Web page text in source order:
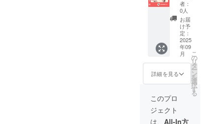
メール
のリ
ターン
プラン
です♪
甲冑の
面具
面頬
（めん
ぽお）
直接お
渡し イ
ベント
にいけ
ないけ
ど応援
した
い！ と
いう方
向け こ
者：
0人
お届
け予
定：
2025
年09
月
詳細を見る
こ
の
リ
タ
ー
ン
を
選
択
す
る
このプロ
ジェクト
は、 All-In方